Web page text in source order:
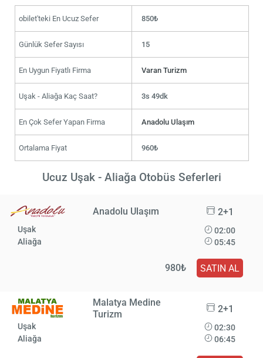
obilet'teki En Ucuz Sefer 850₺
Günlük Sefer Sayısı 15
En Uygun Fiyatlı Firma Varan Turizm
Uşak - Aliağa Kaç Saat? 3s 49dk
En Çok Sefer Yapan Firma Anadolu Ulaşım
Ortalama Fiyat 960₺
Ucuz Uşak - Aliağa Otobüs Seferleri
Anadolu Ulaşım 2+1
Uşak
Aliağa
02:00
05:45
980₺ SATIN AL
Malatya Medine
Turizm
2+1
Uşak
Aliağa
02:30
06:45